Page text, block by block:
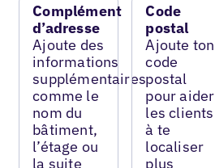
Complément
d’adresse
Ajoute des
informations
supplémentaires
comme le
nom du
bâtiment,
l’étage ou
la suite
Code
postal
Ajoute ton
code
postal
pour aider
les clients
à te
localiser
plus